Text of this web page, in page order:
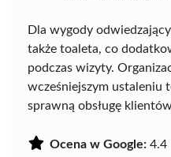
Dla wygody
także toaleta, co
podczas wizyty.
wcześniejszym ustaleniu
sprawną obsługę
Ocena w Google: 4.4